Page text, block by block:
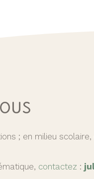
; en milieu
contactez :